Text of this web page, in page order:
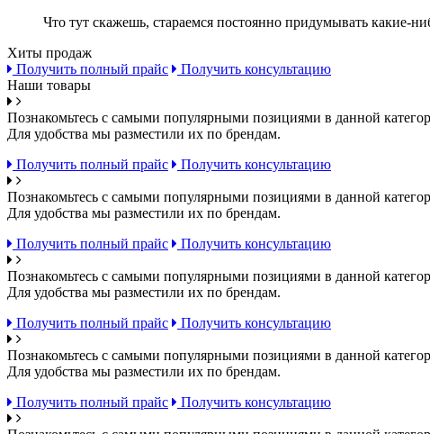
Что тут скажешь, стараемся постоянно придумывать какие-
Хиты продаж
Получить полный прайс
Получить консультацию
Наши товары
Познакомьтесь с самыми популярными позициями в данной
Для удобства мы разместили их по брендам.
Получить полный прайс
Получить консультацию
Познакомьтесь с самыми популярными позициями в данной
Для удобства мы разместили их по брендам.
Получить полный прайс
Получить консультацию
Познакомьтесь с самыми популярными позициями в данной
Для удобства мы разместили их по брендам.
Получить полный прайс
Получить консультацию
Познакомьтесь с самыми популярными позициями в данной
Для удобства мы разместили их по брендам.
Получить полный прайс
Получить консультацию